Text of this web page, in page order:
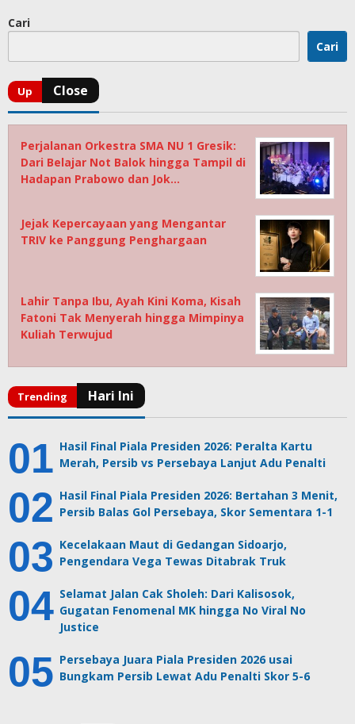
Cari
Cari
Perjalanan Orkestra SMA NU 1 Gresik:
Dari Belajar Not Balok hingga Tampil di
Hadapan Prabowo dan Jok…
Jejak Kepercayaan yang Mengantar
TRIV ke Panggung Penghargaan
Lahir Tanpa Ibu, Ayah Kini Koma, Kisah
Fatoni Tak Menyerah hingga Mimpinya
Kuliah Terwujud
Hasil Final Piala Presiden 2026: Peralta Kartu
Merah, Persib vs Persebaya Lanjut Adu Penalti
Hasil Final Piala Presiden 2026: Bertahan 3 Menit,
Persib Balas Gol Persebaya, Skor Sementara 1-1
Kecelakaan Maut di Gedangan Sidoarjo,
Pengendara Vega Tewas Ditabrak Truk
Selamat Jalan Cak Sholeh: Dari Kalisosok,
Gugatan Fenomenal MK hingga No Viral No
Justice
Persebaya Juara Piala Presiden 2026 usai
Bungkam Persib Lewat Adu Penalti Skor 5-6